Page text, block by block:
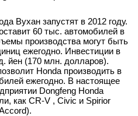
Вухан запустят в 2012 году.
60 тыс. автомобилей в
производства могут быть
ежегодно. Инвестиции в
йен (170 млн. долларов).
Honda производить в
ежегодно. В настоящее
Dongfeng Honda
как CR-V , Civic и Spirior